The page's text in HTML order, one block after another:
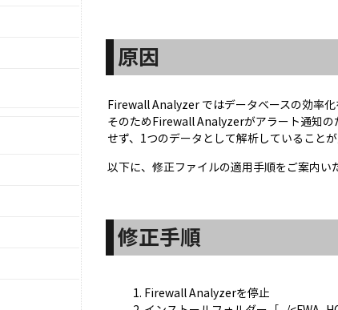
原因
Firewall Analyzer ではデータベースの効率
そのためFirewall Analyzerがアラート通知
せず、1つのデータとして解析していることが
以下に、修正ファイルの適用手順をご案内い
修正手順
Firewall Analyzerを停止